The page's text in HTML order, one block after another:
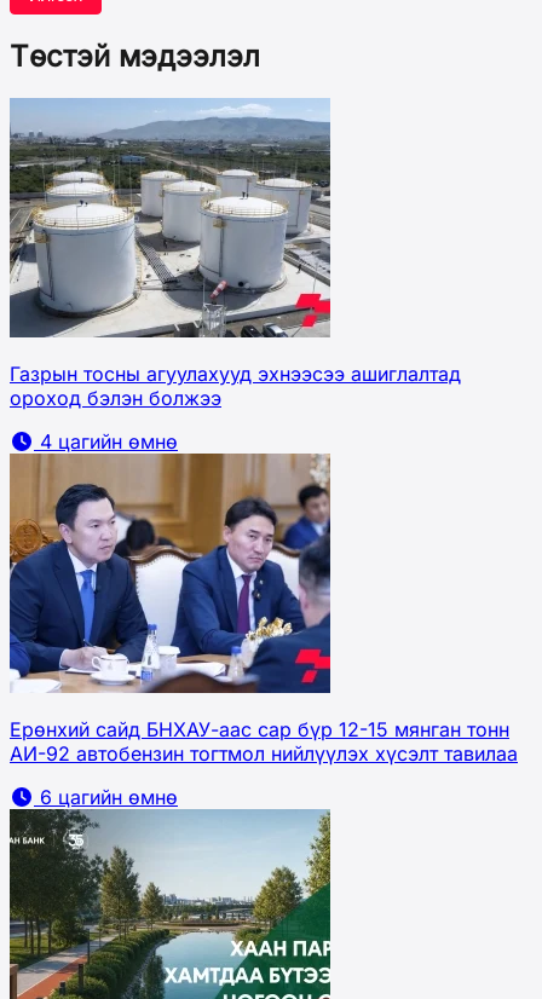
Төстэй мэдээлэл
Газрын тосны агуулахууд эхнээсээ ашиглалтад
ороход бэлэн болжээ
4 цагийн өмнө
Ерөнхий сайд БНХАУ-аас сар бүр 12-15 мянган тонн
АИ-92 автобензин тогтмол нийлүүлэх хүсэлт тавилаа
6 цагийн өмнө